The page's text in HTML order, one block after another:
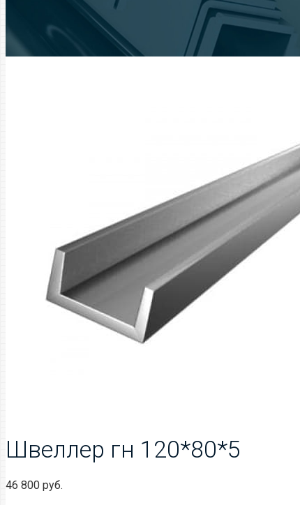
Швеллер гн 120*80*5
46 800 руб.